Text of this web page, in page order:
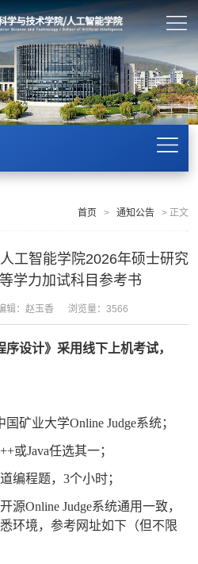
首页 > 通知公告 >正文
工智能学院2026年硕士研究
学力加试科目参考书
辑：赵玉香 浏览量： 3566
序设计》采用线下上机考试，
国矿业大学Online Judge系统；
或Java任选其一；
道编程题， 3个小时；
源Online Judge系统通用一致，
环境，参考网址如下（但不限